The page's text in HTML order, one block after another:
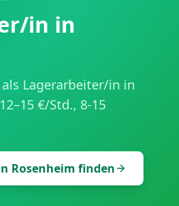
in in
Lagerarbeiter/in in
12–15 €/Std., 8-15
Rosenheim finden